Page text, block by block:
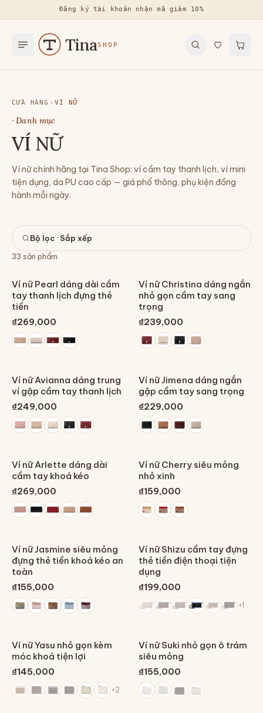
Đăng ký tài khoản nhận mã giảm 10%
TinaSHOP
CỬA HÀNG VÍ NỮ
· Danh mục
VÍ NỮ
Ví nữ chính hãng tại Tina Shop: ví cầm tay thanh lịch, ví mini
tiện dụng, da PU cao cấp — giá phổ thông, phụ kiện đồng
hành mỗi ngày.
Bộ lọc · Sắp xếp
33 sản phẩm
Ví nữ Pearl dáng dài cầm
tay thanh lịch đựng thẻ
tiền
₫269,000
Ví nữ Christina dáng ngắn
nhỏ gọn cầm tay sang
trọng
₫239,000
Ví nữ Avianna dáng trung
ví gập cầm tay thanh lịch
₫249,000
Ví nữ Jimena dáng ngắn
gập cầm tay sang trọng
₫229,000
Ví nữ Arlette dáng dài
cầm tay khoá kéo
₫269,000
Ví nữ Cherry siêu mỏng
nhỏ xinh
₫159,000
Ví nữ Jasmine siêu mỏng
đựng thẻ tiền khoá kéo an
toàn
₫155,000
Ví nữ Shizu cầm tay đựng
thẻ tiền điện thoại tiện
dụng
₫199,000
+1
Ví nữ Yasu nhỏ gọn kèm
móc khoá tiện lợi
₫145,000
+2
Ví nữ Suki nhỏ gọn ô trám
siêu mỏng
₫155,000